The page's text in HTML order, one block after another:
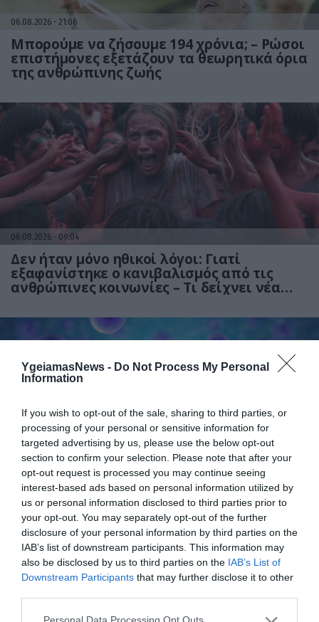
YgeiamasNews - Do Not Process My Personal
Information
If you wish to opt-out of the sale, sharing to third parties, or
processing of your personal or sensitive information for
targeted advertising by us, please use the below opt-out
section to confirm your selection. Please note that after your
opt-out request is processed you may continue seeing
interest-based ads based on personal information utilized by
us or personal information disclosed to third parties prior to
your opt-out. You may separately opt-out of the further
disclosure of your personal information by third parties on the
IAB’s list of downstream participants. This information may
also be disclosed by us to third parties on the IAB’s List of
Downstream Participants that may further disclose it to other
Please note that this website/app uses one or more Google
06.08.2026 21:06
Μπορούμε να ζήσουμε 194 χρόνια; – Ρώσοι
επιστήμονες εξετάζουν τα θεωρητικά όρια
της ανθρώπινης ζωής
06.08.2026 09:04
Δεν ήταν μόνο ηθικοί λόγοι: Γιατί
εξαφανίστηκε ο κανιβαλισμός από τις
ανθρώπινες κοινωνίες – Τι δείχνει νέα
01.08.2026
Αυτό είναι το σύμπτωμα του καρκίνου του
δέρματος που μπορεί να εντοπιστεί στο
κομμωτήριο! – Τι δείχνει νέα έρευνα